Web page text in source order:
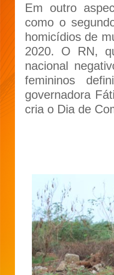
Em outro
como o
homicídios de
2020. O RN,
nacional
femininos
governadora
cria o Dia de